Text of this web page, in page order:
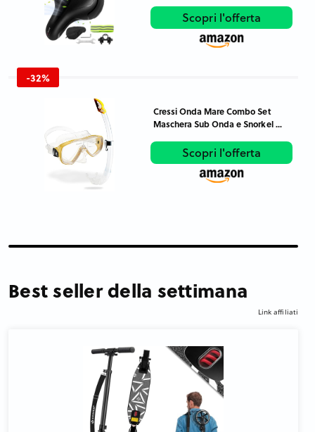
Scopri l'offerta
-32%
Cressi Onda Mare Combo Set
Maschera Sub Onda e Snorkel ...
Scopri l'offerta
Best seller della settimana
Link affiliati